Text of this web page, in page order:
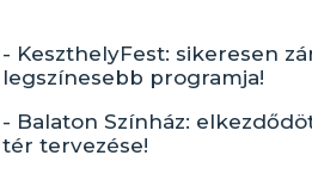
- KeszthelyFest: sikeresen
legszínesebb programja!
- Balaton Színház:
tér tervezése!